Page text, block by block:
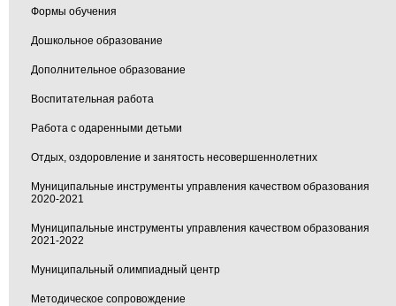
Формы обучения
Дошкольное образование
Дополнительное образование
Воспитательная работа
Работа с одаренными детьми
Отдых, оздоровление и занятость несовершеннолетних
Муниципальные инструменты управления качеством образования
2020-2021
Муниципальные инструменты управления качеством образования
2021-2022
Муниципальный олимпиадный центр
Методическое сопровождение